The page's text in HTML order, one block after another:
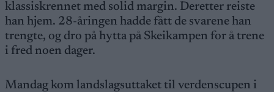
klassiskrennet med solid margin. Deretter reiste
han hjem. 28-åringen hadde fått de svarene han
trengte, og dro på hytta på Skeikampen for å trene
i fred noen dager.
Mandag kom landslagsuttaket til verdenscupen i